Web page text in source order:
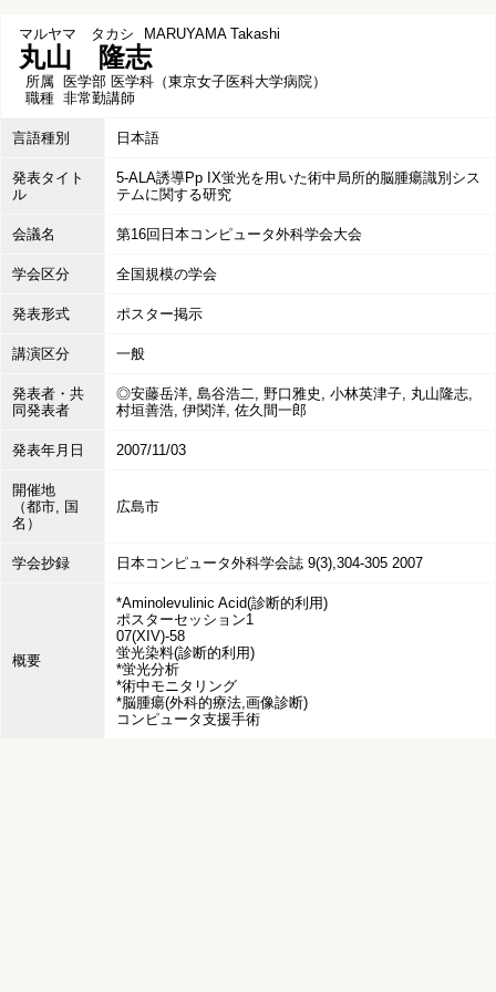
マルヤマ タカシ MARUYAMA Takashi
丸山 隆志
所属 医学部 医学科（東京女子医科大学病院）
職種 非常勤講師
言語種別 日本語
発表タイト
ル
5-ALA誘導Pp IX蛍光を用いた術中局所的脳腫瘍識別シス
テムに関する研究
会議名 第16回日本コンピュータ外科学会大会
学会区分 全国規模の学会
発表形式 ポスター掲示
講演区分 一般
発表者・共
同発表者
◎安藤岳洋, 島谷浩二, 野口雅史, 小林英津子, 丸山隆志,
村垣善浩, 伊関洋, 佐久間一郎
発表年月日 2007/11/03
開催地
（都市, 国
名）
広島市
学会抄録 日本コンピュータ外科学会誌 9(3),304-305 2007
概要
*Aminolevulinic Acid(診断的利用)
ポスターセッション1
07(XIV)-58
蛍光染料(診断的利用)
*蛍光分析
*術中モニタリング
*脳腫瘍(外科的療法,画像診断)
コンピュータ支援手術